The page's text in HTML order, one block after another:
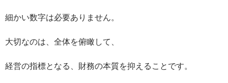
細かい数字は必要ありません。
大切なのは、全体を俯瞰して、
経営の指標となる、財務の本質を抑えることです。